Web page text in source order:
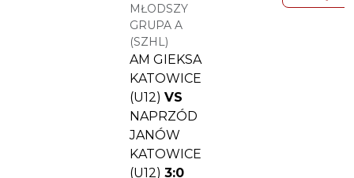
MŁODSZY
GRUPA A
(SZHL)
AM GIEKSA
KATOWICE
(U12) VS
NAPRZÓD
JANÓW
KATOWICE
(U12) 3:0